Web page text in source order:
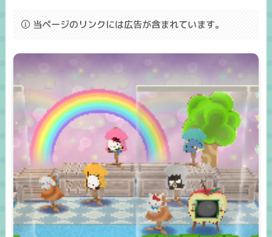
当ページのリンクには広告が含まれています。